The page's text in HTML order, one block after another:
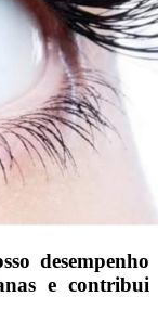
desempenho
e contribui